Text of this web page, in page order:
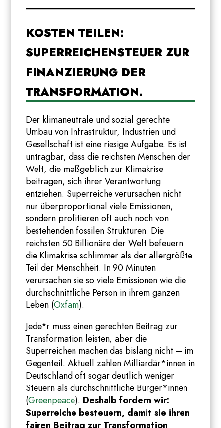
KOSTEN TEILEN:
SUPERREICHENSTEUER ZUR
FINANZIERUNG DER
TRANSFORMATION.
Der klimaneutrale und sozial gerechte
Umbau von Infrastruktur, Industrien und
Gesellschaft ist eine riesige Aufgabe. Es ist
untragbar, dass die reichsten Menschen der
Welt, die maßgeblich zur Klimakrise
beitragen, sich ihrer Verantwortung
entziehen. Superreiche verursachen nicht
nur überproportional viele Emissionen,
sondern profitieren oft auch noch von
bestehenden fossilen Strukturen. Die
reichsten 50 Billionäre der Welt befeuern
die Klimakrise schlimmer als der allergrößte
Teil der Menschheit. In 90 Minuten
verursachen sie so viele Emissionen wie die
durchschnittliche Person in ihrem ganzen
Leben (Oxfam).
Jede*r muss einen gerechten Beitrag zur
Transformation leisten, aber die
Superreichen machen das bislang nicht – im
Gegenteil. Aktuell zahlen Milliardär*innen in
Deutschland oft sogar deutlich weniger
Steuern als durchschnittliche Bürger*innen
(Greenpeace). Deshalb fordern wir:
Superreiche besteuern, damit sie ihren
fairen Beitrag zur Transformation